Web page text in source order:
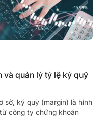
và quản lý tỷ lệ ký quỹ
sở, ký quỹ (margin) là hình
công ty chứng khoán